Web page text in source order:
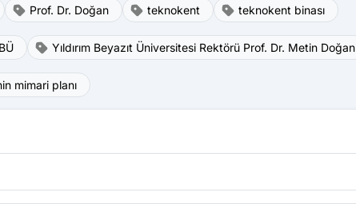
Prof. Dr. Doğan teknokent teknokent binası
Yıldırım Beyazıt Üniversitesi Rektörü Prof. Dr. Metin Doğan
mimari planı